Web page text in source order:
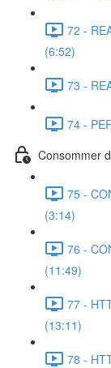
72 -
(6:52)
73 -
74 -
Consommer
75 -
(3:14)
76 -
(11:49)
77 -
(13:11)
78 -